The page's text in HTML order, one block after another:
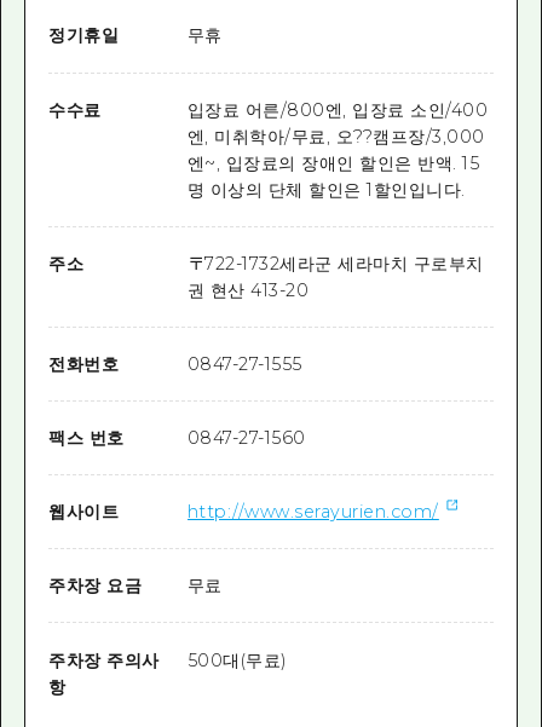
정기휴일 무휴
수수료
입장료 어른/800엔, 입장료 소인/400
엔, 미취학아/무료, 오??캠프장/3,000
엔~, 입장료의 장애인 할인은 반액. 15
명 이상의 단체 할인은 1할인입니다.
주소 〒722-1732세라군 세라마치 구로부치
권 현산 413-20
전화번호 0847-27-1555
팩스 번호 0847-27-1560
웹사이트 http://www.serayurien.com/
주차장 요금 무료
주차장 주의사
항
500대(무료)